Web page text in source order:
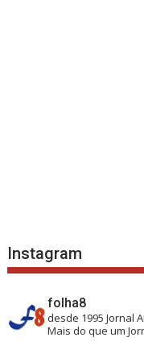
Instagram
folha8
desde 1995 Jornal
Mais do que um